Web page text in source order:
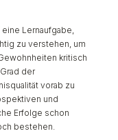
Lernaufgabe,
zu verstehen, um
kritisch
der
vorab zu
und
Erfolge schon
bestehen.